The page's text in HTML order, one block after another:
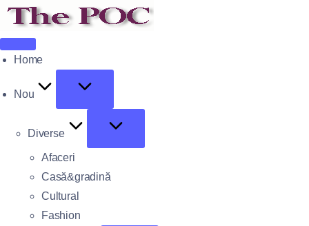
Home
Nou
Diverse
Afaceri
Casă&gradină
Cultural
Fashion